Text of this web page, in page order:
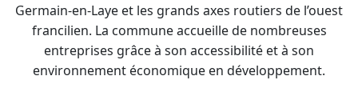
Germain-en-Laye et les grands axes routiers de l’ouest
francilien. La commune accueille de nombreuses
entreprises grâce à son accessibilité et à son
environnement économique en développement.